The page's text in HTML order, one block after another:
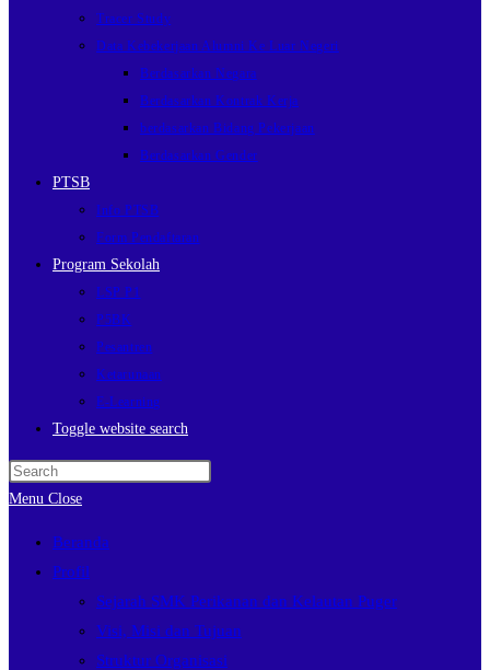
Tracer Study
Data Kebekerjaan Alumni Ke Luar Negeri
Berdasarkan Negara
Berdasarkan Kontrak Kerja
berdasarkan Bidang Pekerjaan
Berdasarkan Gender
PTSB
Info PTSB
Form Pendaftaran
Program Sekolah
LSP P1
P5BK
Pesantren
Ketarunaan
E-Learning
Toggle website search
Menu Close
Beranda
Profil
Sejarah SMK Perikanan dan Kelautan Puger
Visi, Misi dan Tujuan
Struktur Organisasi